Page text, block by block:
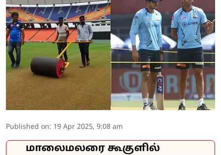
Published on: 19 Apr 2025, 9:08 am
மாலைமலரை கூகுளில்